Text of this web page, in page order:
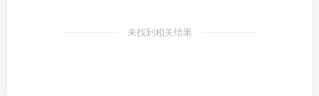
未找到相关结果